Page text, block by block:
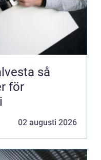
så
för
02 augusti 2026